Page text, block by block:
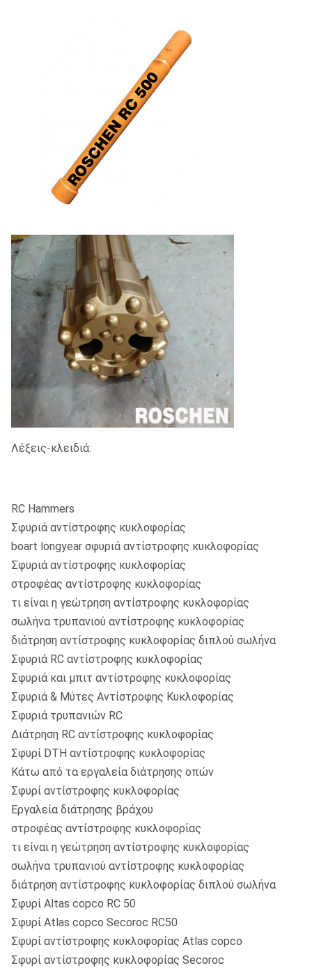
Λέξεις-κλειδιά:
RC Hammers
Σφυριά αντίστροφης κυκλοφορίας
boart longyear σφυριά αντίστροφης κυκλοφορίας
Σφυριά αντίστροφης κυκλοφορίας
στροφέας αντίστροφης κυκλοφορίας
τι είναι η γεώτρηση αντίστροφης κυκλοφορίας
σωλήνα τρυπανιού αντίστροφης κυκλοφορίας
διάτρηση αντίστροφης κυκλοφορίας διπλού σωλήνα
Σφυριά RC αντίστροφης κυκλοφορίας
Σφυριά και μπιτ αντίστροφης κυκλοφορίας
Σφυριά & Μύτες Αντίστροφης Κυκλοφορίας
Σφυριά τρυπανιών RC
Διάτρηση RC αντίστροφης κυκλοφορίας
Σφυρί DTH αντίστροφης κυκλοφορίας
Κάτω από τα εργαλεία διάτρησης οπών
Σφυρί αντίστροφης κυκλοφορίας
Εργαλεία διάτρησης βράχου
στροφέας αντίστροφης κυκλοφορίας
τι είναι η γεώτρηση αντίστροφης κυκλοφορίας
σωλήνα τρυπανιού αντίστροφης κυκλοφορίας
διάτρηση αντίστροφης κυκλοφορίας διπλού σωλήνα
​Σφυρί Altas copco RC 50
Σφυρί Atlas copco Secoroc RC50
Σφυρί αντίστροφης κυκλοφορίας Atlas copco
Σφυρί αντίστροφης κυκλοφορίας Secoroc